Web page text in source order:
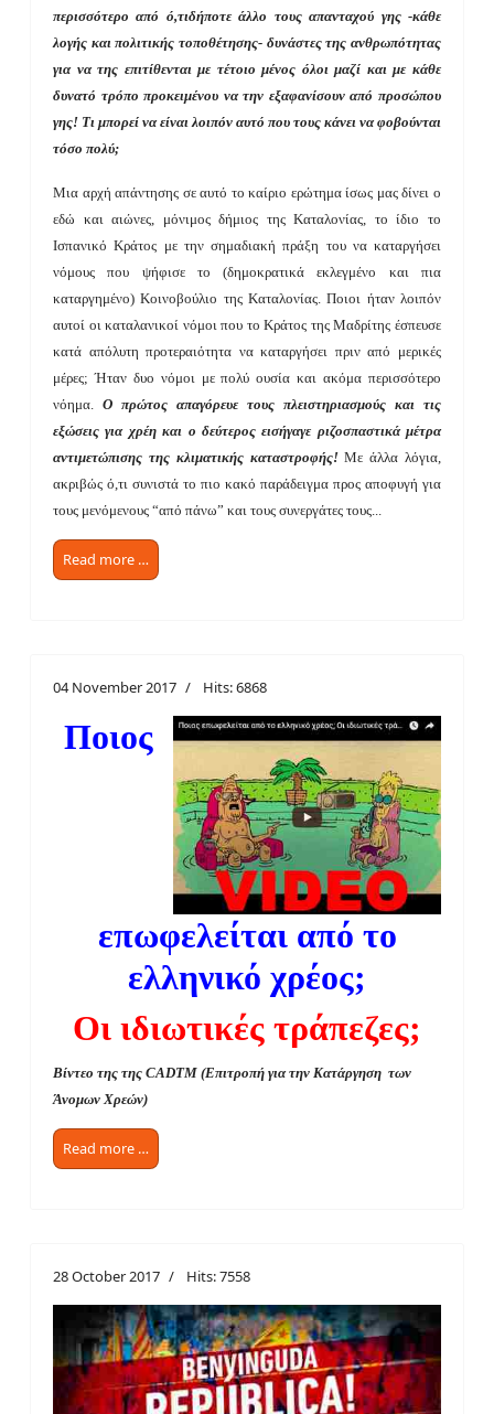
περισσότερο από ό,τιδήποτε άλλο τους απανταχού γης -κάθε
λογής και πολιτικής τοποθέτησης- δυνάστες της ανθρωπότητας
για να της επιτίθενται με τέτοιο μένος όλοι μαζί και με κάθε
δυνατό τρόπο προκειμένου να την εξαφανίσουν από προσώπου
γης! Τι μπορεί να είναι λοιπόν αυτό που τους κάνει να φοβούνται
τόσο πολύ;
Μια αρχή απάντησης σε αυτό το καίριο ερώτημα ίσως μας δίνει ο
εδώ και αιώνες, μόνιμος δήμιος της Καταλονίας, το ίδιο το
Ισπανικό Κράτος με την σημαδιακή πράξη του να καταργήσει
νόμους που ψήφισε το (δημοκρατικά εκλεγμένο και πια
καταργημένο) Κοινοβούλιο της Καταλονίας. Ποιοι ήταν λοιπόν
αυτοί οι καταλανικοί νόμοι που το Κράτος της Μαδρίτης έσπευσε
κατά απόλυτη προτεραιότητα να καταργήσει πριν από μερικές
μέρες; Ήταν δυο νόμοι με πολύ ουσία και ακόμα περισσότερο
νόημα. Ο πρώτος απαγόρευε τους πλειστηριασμούς και τις
εξώσεις για χρέη και ο δεύτερος εισήγαγε ριζοσπαστικά μέτρα
αντιμετώπισης της κλιματικής καταστροφής!Με άλλα λόγια,
ακριβώς ό,τι συνιστά το πιο κακό παράδειγμα προς αποφυγή για
τους μενόμενους “από πάνω” και τους συνεργάτες τους...
Read more …
04 November 2017 Hits: 6868
Ποιος
επωφελείται από το
ελληνικό χρέος;
Οι ιδιωτικές τράπεζες;
Βίντεο της της CADTM (Επιτροπή για την Κατάργηση των
Άνομων Χρεών)
Read more …
28 October 2017 Hits: 7558